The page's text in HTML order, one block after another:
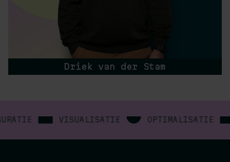
Driek van der Stam
VISUALISATIE OPTIMALISATIE